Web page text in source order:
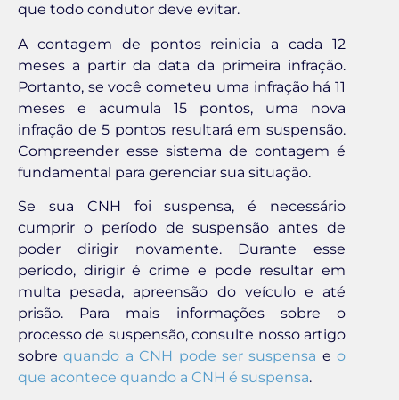
que todo condutor deve evitar.
A contagem de pontos reinicia a cada 12
meses a partir da data da primeira infração.
Portanto, se você cometeu uma infração há 11
meses e acumula 15 pontos, uma nova
infração de 5 pontos resultará em suspensão.
Compreender esse sistema de contagem é
fundamental para gerenciar sua situação.
Se sua CNH foi suspensa, é necessário
cumprir o período de suspensão antes de
poder dirigir novamente. Durante esse
período, dirigir é crime e pode resultar em
multa pesada, apreensão do veículo e até
prisão. Para mais informações sobre o
processo de suspensão, consulte nosso artigo
sobrequando a CNH pode ser suspensa e o
que acontece quando a CNH é suspensa.